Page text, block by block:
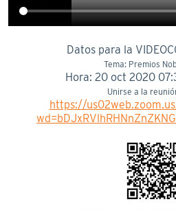
Datos para la
Tema: Premios
Hora: 20 oct 2020
Unirse a la
https://